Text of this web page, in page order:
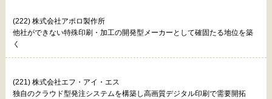
(222) 株式会社アポロ製作所
他社ができない特殊印刷・加工の開発型メーカーとして確固たる地位を築
く
(221) 株式会社エフ・アイ・エス
独自のクラウド型発注システムを構築し高画質デジタル印刷で需要開拓